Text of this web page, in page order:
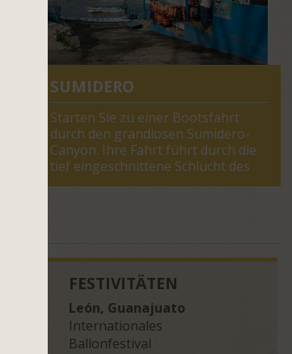
SUMIDERO
Starten Sie zu einer Bootsfahrt
durch den grandiosen Sumidero-
Canyon. Ihre Fahrt führt durch die
tief eingeschnittene Schlucht des
Río Grijalva. Im Angesicht der
überwuchernden Farnen und
Moosen überraschen durch ihre
exotische Tiere wie Mini-
Alligatoren, Tukane, Pelikane und
Reiher leben im Sumidero-
FESTIVITÄTEN
León, Guanajuato
Internationales
Ballonfestival